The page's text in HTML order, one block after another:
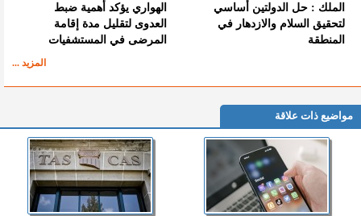
الملك : حل الدولتين أساسي
لتحقيق السلام والازدهار في
المنطقة
الهواري يؤكد أهمية ضبط
العدوى لتقليل مدة إقامة
المرضى في المستشفيات
المزيد ...
مواضيع ذات علاقة